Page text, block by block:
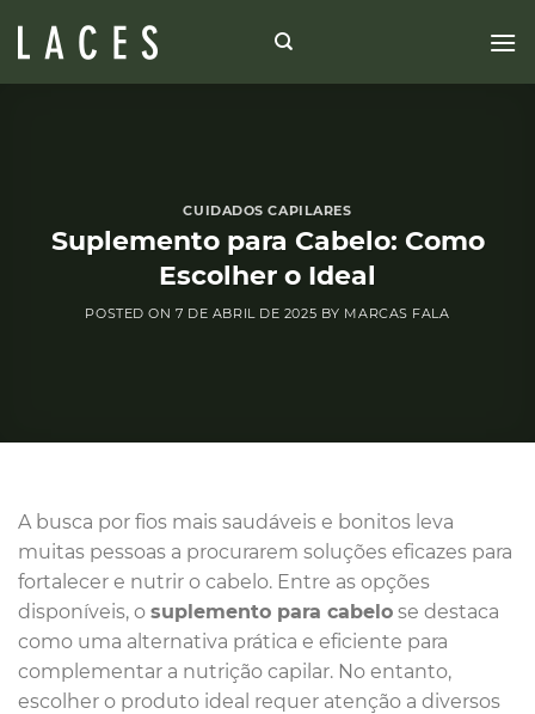
CUIDADOS CAPILARES
Suplemento para Cabelo: Como
Escolher o Ideal
POSTED ON7 DE ABRIL DE 2025 BY MARCAS FALA
A busca por fios mais saudáveis e bonitos leva
muitas pessoas a procurarem soluções eficazes para
fortalecer e nutrir o cabelo. Entre as opções
disponíveis, o suplemento para cabelo se destaca
como uma alternativa prática e eficiente para
complementar a nutrição capilar. No entanto,
escolher o produto ideal requer atenção a diversos